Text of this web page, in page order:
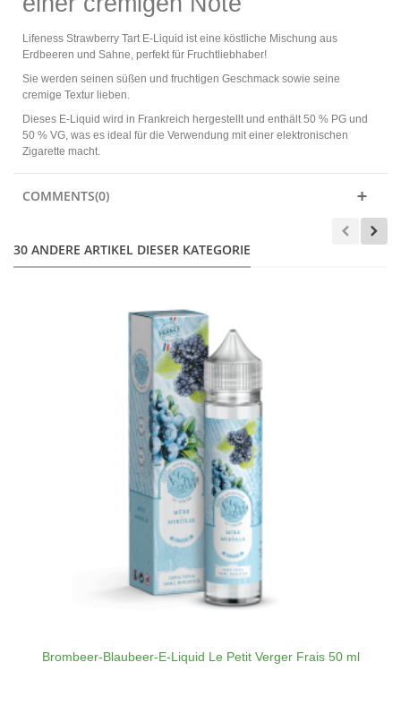
Lifeness Strawberry Tart E-Liquid ist eine köstliche Mischung aus
Erdbeeren und Sahne, perfekt für Fruchtliebhaber!
Sie werden seinen süßen und fruchtigen Geschmack sowie seine
cremige Textur lieben.
Dieses E-Liquid wird in Frankreich hergestellt und enthält 50 % PG und
50 % VG, was es ideal für die Verwendung mit einer elektronischen
Zigarette macht.
COMMENTS(0)
30 ANDERE ARTIKEL DIESER KATEGORIE
Brombeer-Blaubeer-E-Liquid Le Petit Verger Frais 50 ml